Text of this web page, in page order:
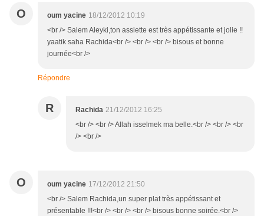
O oum yacine 18/12/2012 10:19
<br /> Salem Aleyki,ton assiette est très appétissante et jolie !!
yaatik saha Rachida<br /> <br /> <br /> bisous et bonne
journée<br />
Répondre
R Rachida 21/12/2012 16:25
<br /> <br /> Allah isselmek ma belle.<br /> <br /> <br
/> <br />
O oum yacine 17/12/2012 21:50
<br /> Salem Rachida,un super plat très appétissant et
présentable !!!<br /> <br /> <br /> bisous bonne soirée.<br />